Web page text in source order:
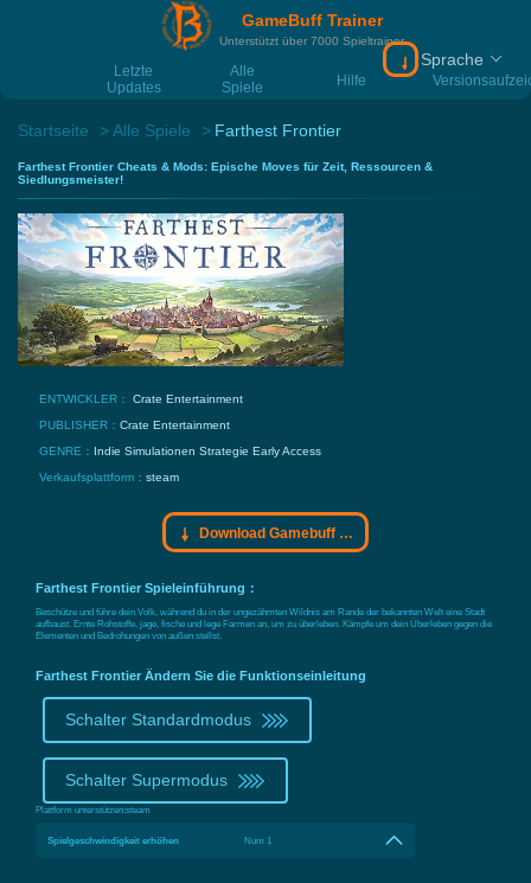
GameBuff Trainer
Unterstützt über 7000 Spieltrainer
Letzte
Updates
Alle
Spiele
Hilfe
Download
Sprache
Startseite Alle Spiele Farthest Frontier
Farthest Frontier Cheats & Mods: Epische Moves für Zeit, Ressourcen &
Siedlungsmeister!
ENTWICKLER： Crate Entertainment
PUBLISHER： Crate Entertainment
GENRE：
Indie Simulationen Strategie Early Access
Verkaufsplattform： steam
Download Gamebuff Trainer
Farthest Frontier Spieleinführung：
Beschütze und führe dein Volk, während du in der ungezähmten Wildnis am Rande der bekannten Welt eine Stadt
aufbaust. Ernte Rohstoffe, jage, fische und lege Farmen an, um zu überleben. Kämpfe um dein Überleben gegen die
Elementen und Bedrohungen von außen stellst.
Farthest Frontier Ändern Sie die Funktionseinleitung
Schalter Standardmodus
Schalter Supermodus
Plattform unterstützen:steam
Spielgeschwindigkeit erhöhen Num 1